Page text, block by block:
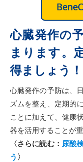
心臓発作の
まります。
得ましょう！
心臓発作の予防は、
ズムを整え、定期的
ことに加えて、健康
器を活用することが重
〈さらに読む： 尿酸
う 〉